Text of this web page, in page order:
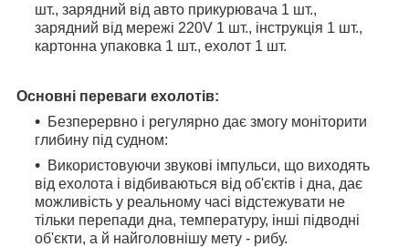
шт., зарядний від авто прикурювача 1 шт.,
зарядний від мережі 220V 1 шт., інструкція 1 шт.,
картонна упаковка 1 шт., ехолот 1 шт.
Основні переваги ехолотів:
Безперервно і регулярно дає змогу моніторити
глибину під судном:
Використовуючи звукові імпульси, що виходять
від ехолота і відбиваються від об'єктів і дна, дає
можливість у реальному часі відстежувати не
тільки перепади дна, температуру, інші підводні
об'єкти, а й найголовнішу мету - рибу.